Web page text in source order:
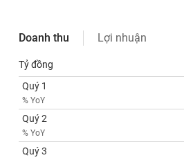
Doanh thu Lợi nhuận
Tỷ đồng
Quý 1
% YoY
Quý 2
% YoY
Quý 3